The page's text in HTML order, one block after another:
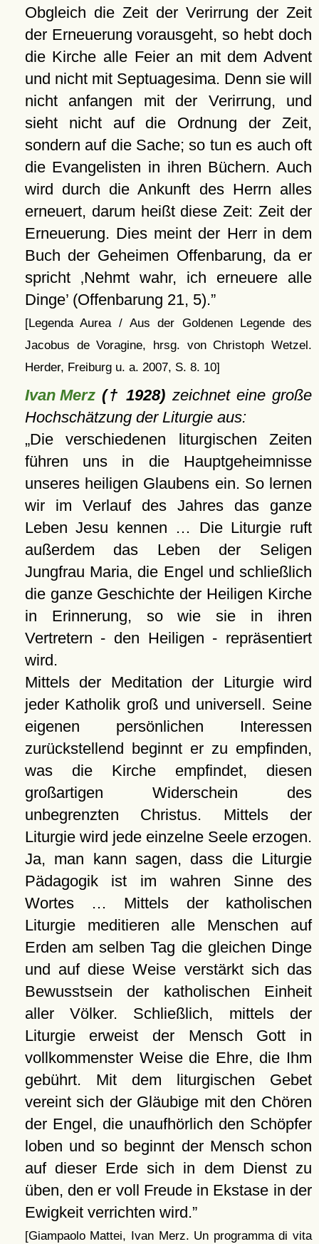
Obgleich die Zeit der Verirrung der Zeit
der Erneuerung vorausgeht, so hebt doch
die Kirche alle Feier an mit dem Advent
und nicht mit Septuagesima. Denn sie will
nicht anfangen mit der Verirrung, und
sieht nicht auf die Ordnung der Zeit,
sondern auf die Sache; so tun es auch oft
die Evangelisten in ihren Büchern. Auch
wird durch die Ankunft des Herrn alles
erneuert, darum heißt diese Zeit: Zeit der
Erneuerung. Dies meint der Herr in dem
Buch der Geheimen Offenbarung, da er
spricht
Nehmt wahr, ich erneuere alle
Dinge(Offenbarung 21, 5).
[Legenda Aurea / Aus der Goldenen Legende des
Jacobus de Voragine, hrsg. von Christoph Wetzel.
Herder, Freiburg u. a. 2007, S. 8. 10]
Ivan Merz(† 1928) zeichnet eine große
Hochschätzung der Liturgie aus:
Die verschiedenen liturgischen Zeiten
führen uns in die Hauptgeheimnisse
unseres heiligen Glaubens ein. So lernen
wir im Verlauf des Jahres das ganze
Leben Jesu kennen … Die Liturgie ruft
außerdem das Leben der Seligen
Jungfrau Maria, die Engel und schließlich
die ganze Geschichte der Heiligen Kirche
in Erinnerung, so wie sie in ihren
Vertretern - den Heiligen - repräsentiert
wird.
Mittels der Meditation der Liturgie wird
jeder Katholik groß und universell. Seine
eigenen persönlichen Interessen
zurückstellend beginnt er zu empfinden,
was die Kirche empfindet, diesen
großartigen Widerschein des
unbegrenzten Christus. Mittels der
Liturgie wird jede einzelne Seele erzogen.
Ja, man kann sagen, dass die Liturgie
Pädagogik ist im wahren Sinne des
Wortes … Mittels der katholischen
Liturgie meditieren alle Menschen auf
Erden am selben Tag die gleichen Dinge
und auf diese Weise verstärkt sich das
Bewusstsein der katholischen Einheit
aller Völker. Schließlich, mittels der
Liturgie erweist der Mensch Gott in
vollkommenster Weise die Ehre, die Ihm
gebührt. Mit dem liturgischen Gebet
vereint sich der Gläubige mit den Chören
der Engel, die unaufhörlich den Schöpfer
loben und so beginnt der Mensch schon
auf dieser Erde sich in dem Dienst zu
üben, den er voll Freude in Ekstase in der
Ewigkeit verrichten wird.
[Giampaolo Mattei, Ivan Merz. Un programma di vita